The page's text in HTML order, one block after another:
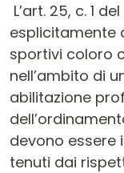
L’art. 25, c. 1
esplicitamente
sportivi coloro
nell’ambito di
abilitazione
devono essere
tenuti dai